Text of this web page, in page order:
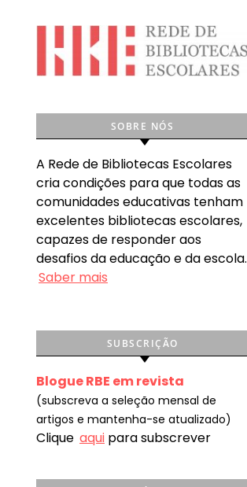
SOBRE NÓS
A Rede de Bibliotecas Escolares
cria condições para que todas as
comunidades educativas tenham
excelentes bibliotecas escolares,
capazes de responder aos
desafios da educação e da escola.
Saber mais
SUBSCRIÇÃO
Blogue RBE em revista
(subscreva a seleção mensal de
artigos e mantenha-se atualizado)
Clique aqui para subscrever